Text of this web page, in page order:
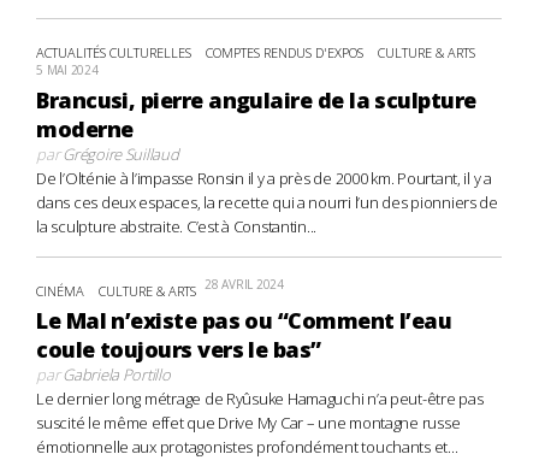
ACTUALITÉS CULTURELLES COMPTES RENDUS D'EXPOS CULTURE & ARTS
5 MAI 2024
Brancusi, pierre angulaire de la sculpture
moderne
parGrégoire Suillaud
De l’Olténie à l’impasse Ronsin il y a près de 2000 km. Pourtant, il y a
dans ces deux espaces, la recette qui a nourri l’un des pionniers de
la sculpture abstraite. C’est à Constantin...
CINÉMA CULTURE & ARTS 28 AVRIL 2024
Le Mal n’existe pas ou “Comment l’eau
coule toujours vers le bas”
parGabriela Portillo
Le dernier long métrage de Ryûsuke Hamaguchi n’a peut-être pas
suscité le même effet que Drive My Car – une montagne russe
émotionnelle aux protagonistes profondément touchants et...